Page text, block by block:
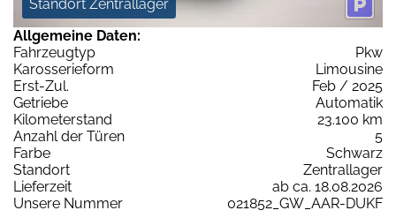
Standort Zentrallager
Allgemeine Daten:
Fahrzeugtyp
Pkw
Karosserieform
Limousine
Erst-Zul.
Feb / 2025
Getriebe
Automatik
Kilometerstand
23.100 km
Anzahl der Türen
5
Farbe
Schwarz
Standort
Zentrallager
Lieferzeit
ab ca. 18.08.2026
Unsere Nummer
021852_GW_AAR-DUKF